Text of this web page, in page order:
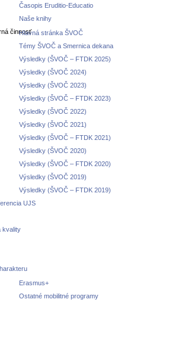
Časopis Eruditio-Educatio
Naše knihy
činnosť
Hlavná stránka ŠVOČ
Témy ŠVOČ a Smernica dekana
Výsledky (ŠVOČ – FTDK 2025)
Výsledky (ŠVOČ 2024)
Výsledky (ŠVOČ 2023)
Výsledky (ŠVOČ – FTDK 2023)
Výsledky (ŠVOČ 2022)
Výsledky (ŠVOČ 2021)
Výsledky (ŠVOČ – FTDK 2021)
Výsledky (ŠVOČ 2020)
Výsledky (ŠVOČ – FTDK 2020)
Výsledky (ŠVOČ 2019)
Výsledky (ŠVOČ – FTDK 2019)
UJS
kvality
Erasmus+
Ostatné mobilitné programy